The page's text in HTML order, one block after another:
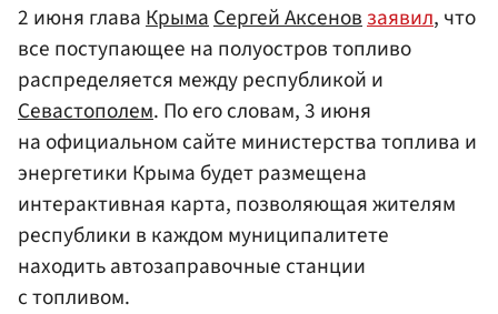
2 июня глава Крыма Сергей Аксенов заявил, что
все поступающее на полуостров топливо
распределяется между республикой и
Севастополем. По его словам, 3 июня
на официальном сайте министерства топлива и
энергетики Крыма будет размещена
интерактивная карта, позволяющая жителям
республики в каждом муниципалитете
находить автозаправочные станции
с топливом.